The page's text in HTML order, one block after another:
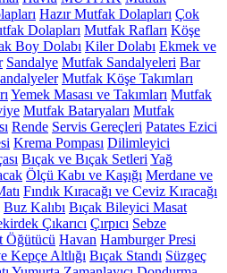
Hazır Mutfak Dolapları Çok
Dolapları Mutfak Rafları Köşe
Boy Dolabı Kiler Dolabı Ekmek ve
Sandalye Mutfak Sandalyeleri Bar
Mutfak Köşe Takımları
Yemek Masası ve Takımları Mutfak
Mutfak Bataryaları Mutfak
Rende Servis Gereçleri Patates Ezici
Krema Pompası Dilimleyici
Bıçak ve Bıçak Setleri Yağ
Ölçü Kabı ve Kaşığı Merdane ve
Fındık Kıracağı ve Ceviz Kıracağı
Buz Kalıbı Bıçak Bileyici Masat
Çıkarıcı Çırpıcı Sebze
Öğütücü Havan Hamburger Presi
Kepçe Altlığı Bıçak Standı Süzgeç